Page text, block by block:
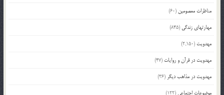
مناظرات معصومین (60)
مهارتهای زندگی (845)
مهدویت (2,150)
مهدویت در قرآن و روایات (47)
مهدویت در مذاهب دیگر (36)
موضوعات اجتماعی (122)